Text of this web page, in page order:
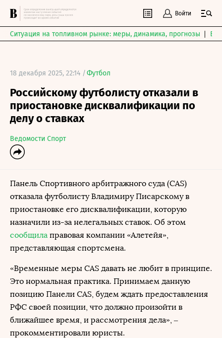
Войти
Ситуация на топливном рынке: меры, динамика, прогнозы
18 декабря 2025, 22:14 /Футбол
Российскому футболисту отказали в
приостановке дисквалификации по
делу о ставках
Ведомости Спорт
Панель Спортивного арбитражного суда (CAS)
отказала футболисту Владимиру Писарскому в
приостановке его дисквалификации, которую
назначили из-за нелегальных ставок. Об этом
сообщила правовая компании «Алетейя»,
представляющая спортсмена.
«Временные меры CAS давать не любит в принципе.
Это нормальная практика. Принимаем данную
позицию Панели CAS, будем ждать предоставления
РФС своей позиции, что должно произойти в
ближайшее время, и рассмотрения дела», –
прокомментировали юристы.